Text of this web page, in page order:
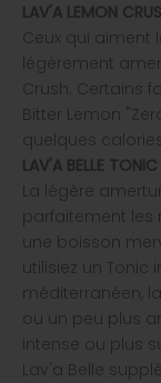
LAV'A LEMON
Ceux qui aiment
légèrement
Crush. Certains
Bitter Lemon
quelques
LAV'A BELLE TONIC
La légère
parfaitement les
une boisson
utilisiez un Tonic
méditerranéen,
ou un peu plus
intense ou plus
Lav'a Belle